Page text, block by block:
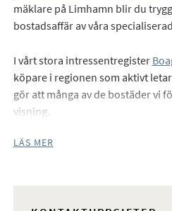
mäklare på Limhamn blir du
bostadsaffär av våra
I vårt stora intressentregister
köpare i regionen som aktivt
gör att många av de bostäder vi
visning.
Våra mäklare på Limhamn hjälper
LÄS MER